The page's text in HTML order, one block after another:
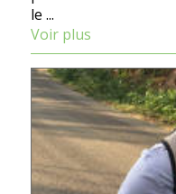
le ...
Voir plus